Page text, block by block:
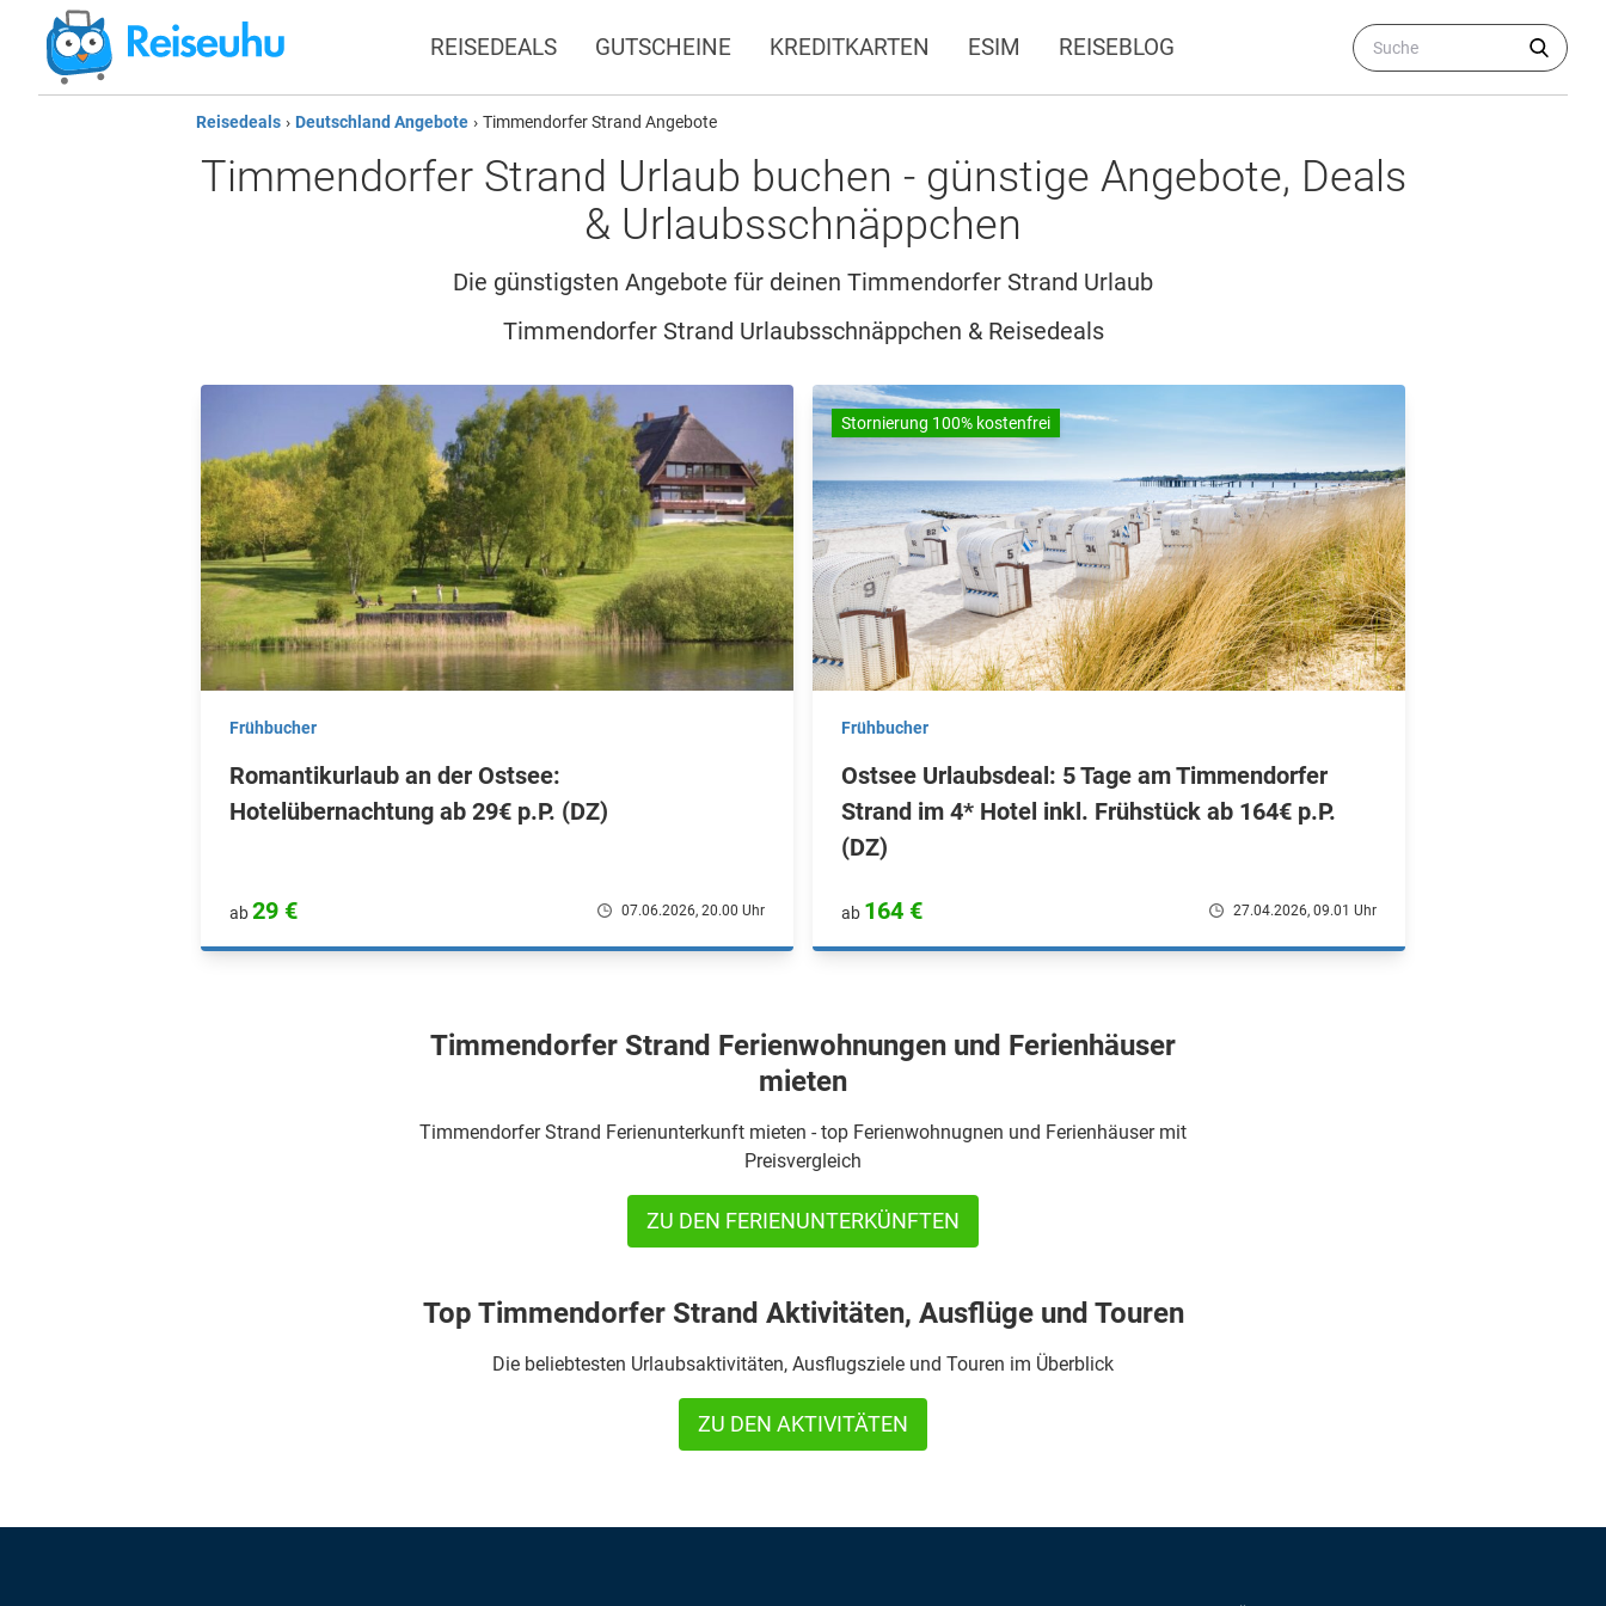
REISEDEALS GUTSCHEINE KREDITKARTEN ESIM REISEBLOG
Reisedeals › Deutschland Angebote › Timmendorfer Strand Angebote
Timmendorfer Strand Urlaub buchen - günstige Angebote, Deals
& Urlaubsschnäppchen
Die günstigsten Angebote für deinen Timmendorfer Strand Urlaub
Timmendorfer Strand Urlaubsschnäppchen & Reisedeals
Frühbucher
Romantikurlaub an der Ostsee:
Hotelübernachtung ab 29€ p.P. (DZ)
ab29 € 07.06.2026, 20.00 Uhr
Stornierung 100% kostenfrei
Frühbucher
Ostsee Urlaubsdeal: 5 Tage am Timmendorfer
Strand im 4* Hotel inkl. Frühstück ab 164€ p.P.
(DZ)
ab 164 € 27.04.2026, 09.01 Uhr
Timmendorfer Strand Ferienwohnungen und Ferienhäuser
mieten
Timmendorfer Strand Ferienunterkunft mieten - top Ferienwohnugnen und Ferienhäuser mit
Preisvergleich
ZU DEN FERIENUNTERKÜNFTEN
Top Timmendorfer Strand Aktivitäten, Ausflüge und Touren
Die beliebtesten Urlaubsaktivitäten, Ausflugsziele und Touren im Überblick
ZU DEN AKTIVITÄTEN